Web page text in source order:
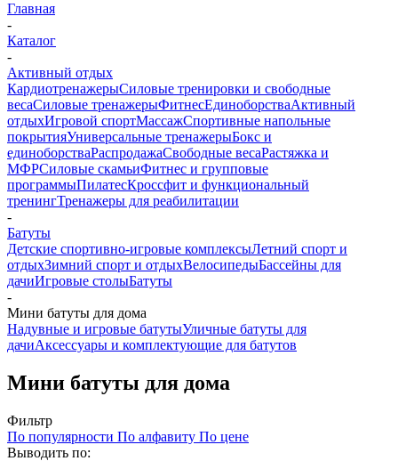
Главная
-
Каталог
-
Активный отдых
КардиотренажерыСиловые тренировки и свободные
весаСиловые тренажерыФитнесЕдиноборстваАктивный
отдыхИгровой спортМассажСпортивные напольные
покрытияУниверсальные тренажерыБокс и
единоборстваРаспродажаСвободные весаРастяжка и
МФРСиловые скамьиФитнес и групповые
программыПилатесКроссфит и функциональный
тренингТренажеры для реабилитации
-
Батуты
Детские спортивно-игровые комплексыЛетний спорт и
отдыхЗимний спорт и отдыхВелосипедыБассейны для
дачиИгровые столыБатуты
-
Мини батуты для дома
Надувные и игровые батутыУличные батуты для
дачиАксессуары и комплектующие для батутов
Мини батуты для дома
Фильтр
По популярности По алфавиту По цене
Выводить по: